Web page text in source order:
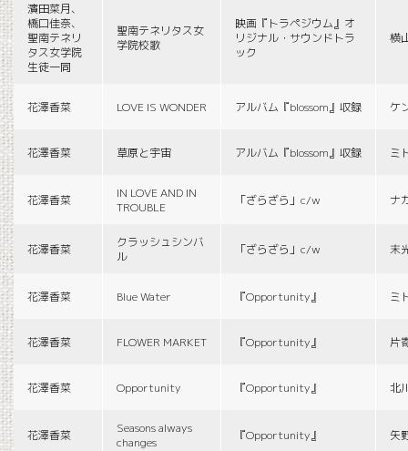
濱田菜月、
橋口佳奈、
聖南テネリ
タス女学院
生徒一同
聖南テネリタス女
学院校歌
映画『トラペジウム』オ
リジナル・サウンドトラ
ック
横
花澤香菜 LOVE IS WONDER アルバム『blossom』収録 ケ
花澤香菜 草原と宇宙 アルバム『blossom』収録 ミ
花澤香菜
IN LOVE AND IN
TROUBLE
「ざらざら」c/w ナ
花澤香菜
クラッシュシンバ
ル
「ざらざら」c/w 末
花澤香菜 Blue Water 『Opportunity』 ミ
花澤香菜 FLOWER MARKET 『Opportunity』 片
花澤香菜 Opportunity 『Opportunity』 北
花澤香菜
Seasons always
changes
『Opportunity』 矢